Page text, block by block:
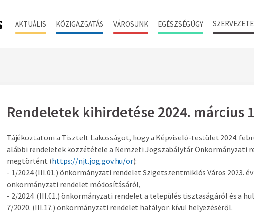
AKTUÁLIS KÖZIGAZGATÁS VÁROSUNK EGÉSZSÉGÜGY
Rendeletek kihirdetése 2024. március
Tájékoztatom a Tisztelt Lakosságot, hogy a Képviselő-testület 2024.
alábbi rendeletek közzététele a Nemzeti Jogszabálytár Önkormányzati
megtörtént (https://njt.jog.gov.hu/or):
- 1/2024.(III.01.) önkormányzati rendelet Szigetszentmiklós Város 2023.
önkormányzati rendelet módosításáról,
- 2/2024. (III.01.) önkormányzati rendelet a település tisztaságáról és a
7/2020. (III.17.) önkormányzati rendelet hatályon kívül helyezéséről.